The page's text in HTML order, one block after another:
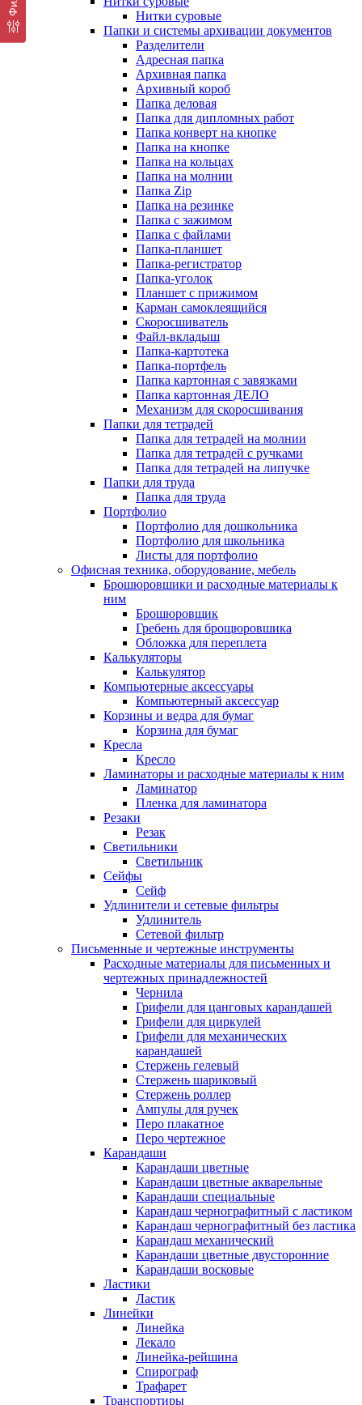
Нитки суровые
Папки и системы архивации документов
Разделители
Адресная папка
Архивная папка
Архивный короб
Папка деловая
Папка для дипломных работ
Папка конверт на кнопке
Папка на кнопке
Папка на кольцах
Папка на молнии
Папка Zip
Папка на резинке
Папка с зажимом
Папка с файлами
Папка-планшет
Папка-регистратор
Папка-уголок
Планшет с прижимом
Карман самоклеящийся
Скоросшиватель
Файл-вкладыш
Папка-картотека
Папка-портфель
Папка картонная с завязками
Папка картонная ДЕЛО
Механизм для скоросшивания
Папки для тетрадей
Папка для тетрадей на молнии
Папка для тетрадей с ручками
Папка для тетрадей на липучке
Папки для труда
Папка для труда
Портфолио
Портфолио для дошкольника
Портфолио для школьника
Листы для портфолио
Офисная техника, оборудование, мебель
Брошюровшики и расходные материалы к
ним
Брошюровщик
Гребень для брощюровшика
Обложка для переплета
Калькуляторы
Калькулятор
Компьютерные аксессуары
Компьютерный аксессуар
Корзины и ведра для бумаг
Корзина для бумаг
Кресла
Кресло
Ламинаторы и расходные материалы к ним
Ламинатор
Пленка для ламинатора
Резаки
Резак
Светильники
Светильник
Сейфы
Сейф
Удлинители и сетевые фильтры
Удлинитель
Сетевой фильтр
Письменные и чертежные инструменты
Расходные материалы для письменных и
чертежных принадлежностей
Чернила
Грифели для цанговых карандашей
Грифели для циркулей
Грифели для механических
карандашей
Стержень гелевый
Стержень шариковый
Стержень роллер
Ампулы для ручек
Перо плакатное
Перо чертежное
Карандаши
Карандаши цветные
Карандаши цветные акварельные
Карандаши специальные
Карандаш чернографитный с ластиком
Карандаш чернографитный без ластика
Карандаш механический
Карандаши цветные двусторонние
Карандаши восковые
Ластики
Ластик
Линейки
Линейка
Лекало
Линейка-рейшина
Спирограф
Трафарет
Транспортиры